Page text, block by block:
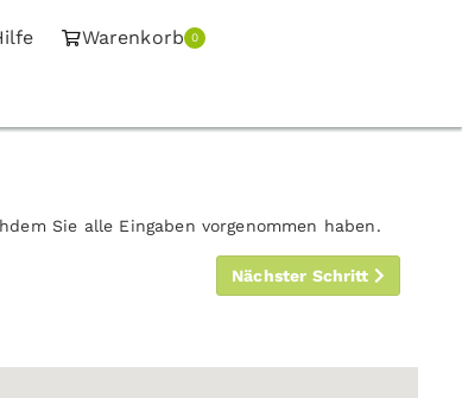
Warenkorb 0
Sie alle Eingaben vorgenommen haben.
Nächster Schritt